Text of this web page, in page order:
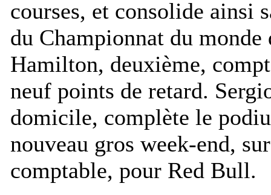
courses, et consolide ainsi
du Championnat du
Hamilton, deuxième,
neuf points de retard.
domicile, complète le
nouveau gros week-end,
comptable, pour Red Bull.